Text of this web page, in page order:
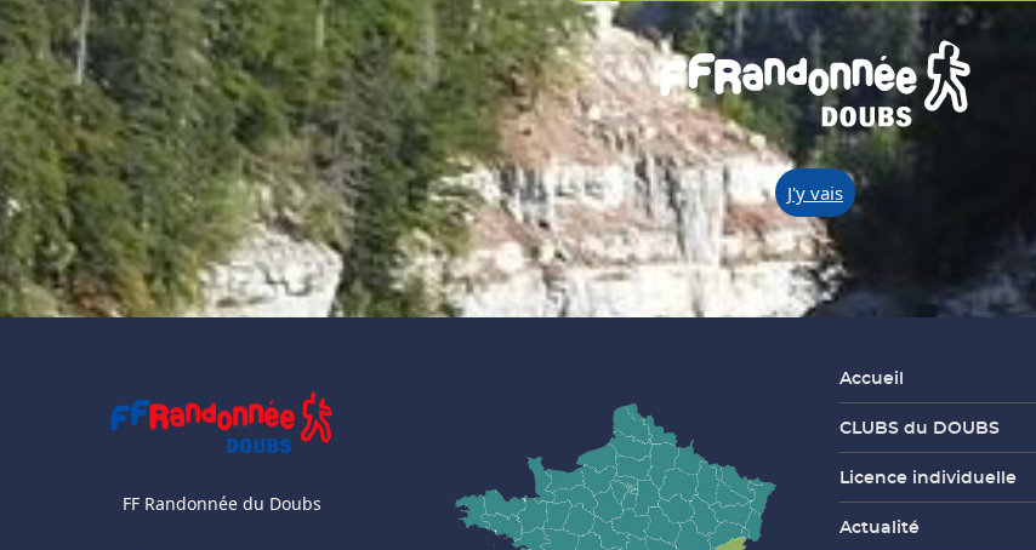
J'y vais
FF Randonnée du Doubs
Accueil
CLUBS du DOUBS
Licence individuelle
Actualité